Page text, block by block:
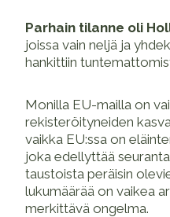
Parhain tilanne oli
joissa vain neljä ja
hankittiin
Monilla EU-mailla on
rekisteröityneiden
vaikka EU:ssa on
joka edellyttää
taustoista peräisin
lukumäärää on vaikea
merkittävä ongelma.